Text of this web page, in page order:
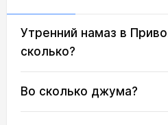
18, Вт 03:26 05:32 12:50
20, Чт 03:31 05:35
Утренний намаз в
сколько?
Во сколько джума?